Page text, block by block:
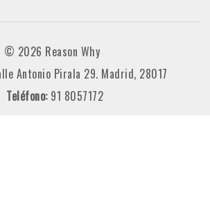
© 2026 Reason Why
Antonio Pirala 29. Madrid, 28017
Teléfono: 91 8057172